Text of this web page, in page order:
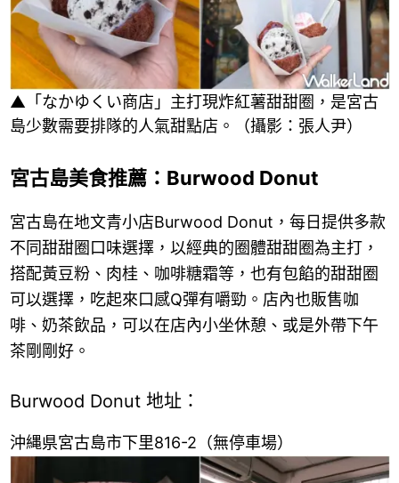
▲「なかゆくい商店」主打現炸紅薯甜甜圈，是宮古
島少數需要排隊的人氣甜點店。（攝影：張人尹）
宮古島美食推薦：Burwood Donut
宮古島在地文青小店Burwood Donut，每日提供多款
不同甜甜圈口味選擇，以經典的圈體甜甜圈為主打，
搭配黃豆粉、肉桂、咖啡糖霜等，也有包餡的甜甜圈
可以選擇，吃起來口感Q彈有嚼勁。店內也販售咖
啡、奶茶飲品，可以在店內小坐休憩、或是外帶下午
茶剛剛好。
Burwood Donut 地址：
沖縄県宮古島市下里816-2（無停車場）